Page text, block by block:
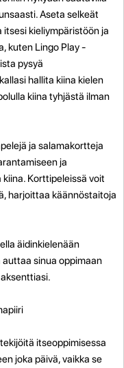
Aseta selkeät
kieliympäristöön ja
kuten Lingo Play -
pysyä
hallita kiina kielen
kiina tyhjästä ilman
ja salamakortteja
ja
Korttipeleissä voit
harjoittaa käännöstaitoja
äidinkielenään
sinua oppimaan
itseoppimisessa
joka päivä, vaikka se